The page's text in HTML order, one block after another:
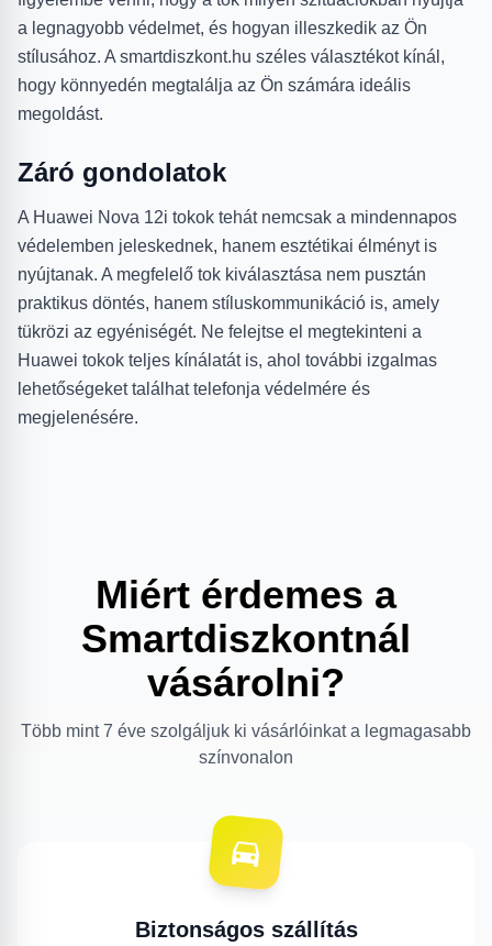
a legnagyobb védelmet, és hogyan illeszkedik az Ön
stílusához. A smartdiszkont.hu széles választékot kínál,
hogy könnyedén megtalálja az Ön számára ideális
megoldást.
Záró gondolatok
A Huawei Nova 12i tokok tehát nemcsak a mindennapos
védelemben jeleskednek, hanem esztétikai élményt is
nyújtanak. A megfelelő tok kiválasztása nem pusztán
praktikus döntés, hanem stíluskommunikáció is, amely
tükrözi az egyéniségét. Ne felejtse el megtekinteni a
Huawei tokok teljes kínálatát is, ahol további izgalmas
lehetőségeket találhat telefonja védelmére és
megjelenésére.
Miért érdemes a
Smartdiszkontnál
vásárolni?
Több mint 7 éve szolgáljuk ki vásárlóinkat a legmagasabb
színvonalon
Biztonságos szállítás